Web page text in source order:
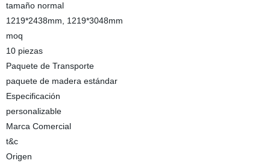
tamaño normal
1219*2438mm, 1219*3048mm
moq
10 piezas
Paquete de Transporte
paquete de madera estándar
Especificación
personalizable
Marca Comercial
t&c
Origen